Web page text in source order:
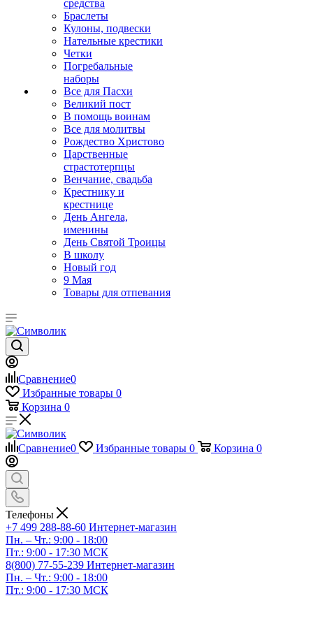
средства
Браслеты
Кулоны, подвески
Нательные крестики
Четки
Погребальные
наборы
Все для Пасхи
Великий пост
В помощь воинам
Все для молитвы
Рождество Христово
Царственные
страстотерпцы
Венчание, свадьба
Крестнику и
крестнице
День Ангела,
именины
День Святой Троицы
В школу
Новый год
9 Мая
Товары для отпевания
Сравнение0
Избранные товары 0
Корзина 0
Сравнение0 Избранные товары 0 Корзина 0
Телефоны
+7 499 288-88-60 Интернет-магазин
Пн. – Чт.: 9:00 - 18:00
Пт.: 9:00 - 17:30 МСК
8(800) 77-55-239 Интернет-магазин
Пн. – Чт.: 9:00 - 18:00
Пт.: 9:00 - 17:30 МСК